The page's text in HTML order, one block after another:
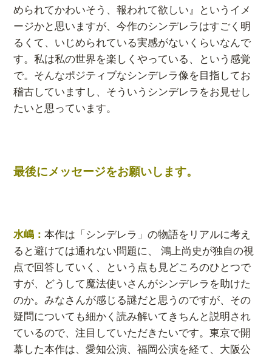
められてかわいそう、報われて欲しい』というイメ
ージかと思いますが、今作のシンデレラはすごく明
るくて、いじめられている実感がないくらいなんで
す。私は私の世界を楽しくやっている、という感覚
で。そんなポジティブなシンデレラ像を目指してお
稽古していますし、そういうシンデレラをお見せし
たいと思っています。
最後にメッセージをお願いします。
水嶋：本作は「シンデレラ」の物語をリアルに考え
ると避けては通れない問題に、 鴻上尚史が独自の視
点で回答していく、という点も見どころのひとつで
すが、どうして魔法使いさんがシンデレラを助けた
のか。みなさんが感じる謎だと思うのですが、その
疑問についても細かく読み解いてきちんと説明され
ているので、注目していただきたいです。東京で開
幕した本作は、愛知公演、福岡公演を経て、大阪公